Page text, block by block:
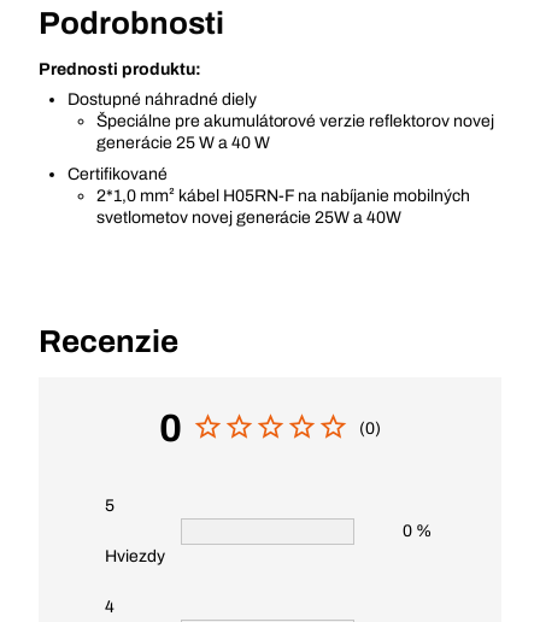
Podrobnosti
Prednosti produktu:
Dostupné náhradné diely
Špeciálne pre akumulátorové verzie reflektorov novej
generácie 25 W a 40 W
Certifikované
2*1,0 mm² kábel H05RN-F na nabíjanie mobilných
svetlometov novej generácie 25W a 40W
Recenzie
0 (0)
5
Hviezdy
0 %
4